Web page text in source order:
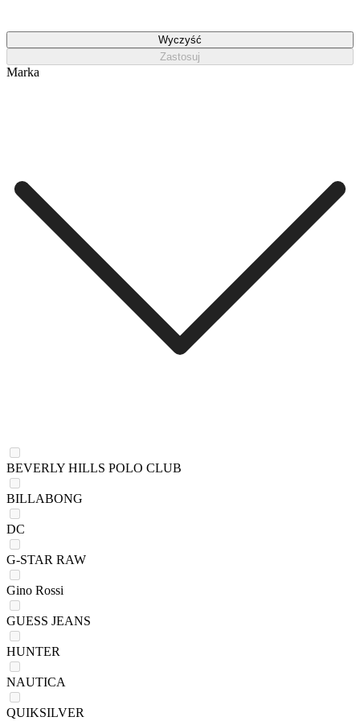
Wyczyść
Zastosuj
Marka
BEVERLY HILLS POLO CLUB
BILLABONG
DC
G-STAR RAW
Gino Rossi
GUESS JEANS
HUNTER
NAUTICA
QUIKSILVER